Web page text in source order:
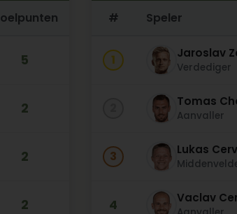
5
2
2
2
# Speler
1 Jaroslav
Verdediger
Tomas
Aanvaller
3 Lukas Cerv
4 Vaclav